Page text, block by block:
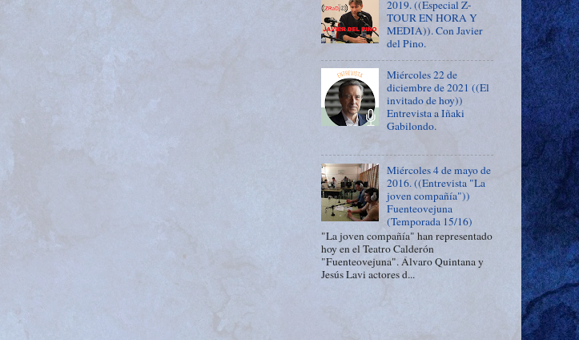
2019. ((Especial Z-
TOUR EN HORA Y
MEDIA)). Con Javier
del Pino.
Miércoles 22 de
diciembre de 2021 ((El
invitado de hoy))
Entrevista a Iñaki
Gabilondo.
Miércoles 4 de mayo de
2016. ((Entrevista "La
joven compañía"))
Fuenteovejuna
(Temporada 15/16)
"La joven compañía" han representado
hoy en el Teatro Calderón
"Fuenteovejuna". Álvaro Quintana y
Jesús Lavi actores d...